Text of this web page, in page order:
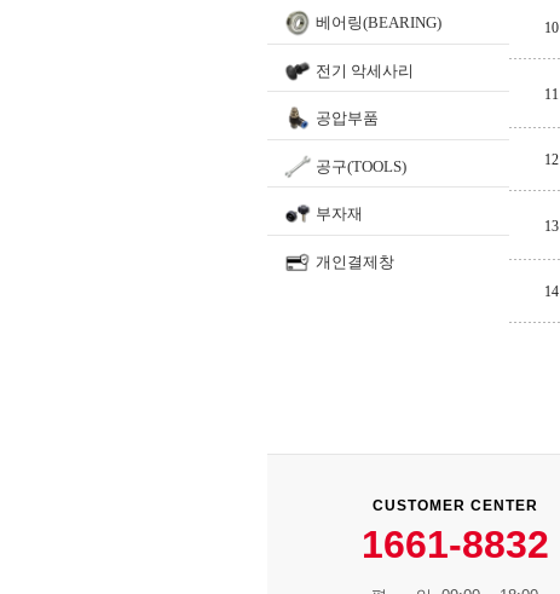
베어링(BEARING)
전기 악세사리
공압부품
공구(TOOLS)
부자재
개인결제창
10
11
12
13
14
CUSTOMER CENTER
1661-8832